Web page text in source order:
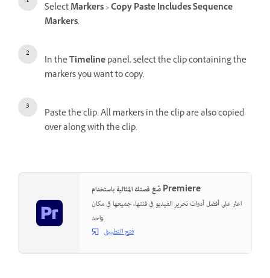
SelectMarkers>Copy Paste Includes Sequence
Markers.
In theTimelinepanel, select the clip containing the
markers you want to copy.
Paste the clip. All markers in the clip are also copied
over along with the clip.
صُغ قصتك المثالية باستخدام Premiere
اعثر على أفضل أدوات تحرير الفيديو في فئتها، جميعها في مكان
واحد.
فتح التطبيق